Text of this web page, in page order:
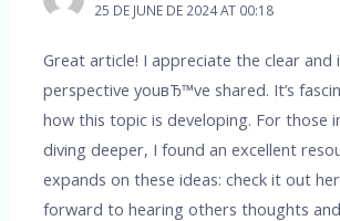
25 DE JUNE DE 2024 AT 00:18
Great article! I appreciate the clear and
perspective youвЂ™ve shared. It’s
how this topic is developing. For those
diving deeper, I found an excellent
expands on these ideas: check it out
forward to hearing others thoughts